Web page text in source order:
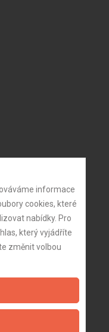
informace
cookies, které
nabídky. Pro
který vyjádříte
změnit volbou